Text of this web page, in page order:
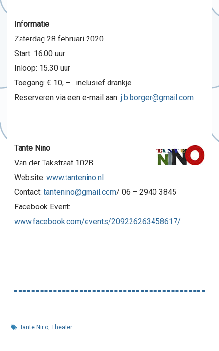
Informatie
Zaterdag 28 februari 2020
Start: 16.00 uur
Inloop: 15.30 uur
Toegang: € 10, – . inclusief drankje
Reserveren via een e-mail aan: j.b.borger@gmail.com
Tante Nino
Van der Takstraat 102B
Website: www.tantenino.nl
Contact: tantenino@gmail.com/ 06 – 2940 3845
Facebook Event:
www.facebook.com/events/209226263458617/
Tante Nino, Theater